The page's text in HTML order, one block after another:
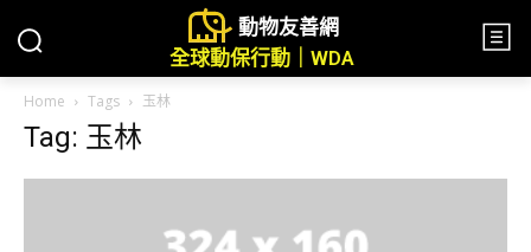
動物友善網
全球動保行動｜WDA
Home Tags 玉林
Tag: 玉林